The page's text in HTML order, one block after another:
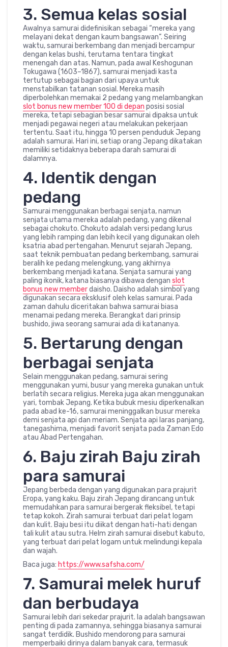
3. Semua kelas sosial
Awalnya samurai didefinisikan sebagai “mereka yang
melayani dekat dengan kaum bangsawan”. Seiring
waktu, samurai berkembang dan menjadi bercampur
dengan kelas bushi, terutama tentara tingkat
menengah dan atas. Namun, pada awal Keshogunan
Tokugawa (1603–1867), samurai menjadi kasta
tertutup sebagai bagian dari upaya untuk
menstabilkan tatanan sosial. Mereka masih
diperbolehkan memakai 2 pedang yang melambangkan
slot bonus new member 100 di depan posisi sosial
mereka, tetapi sebagian besar samurai dipaksa untuk
menjadi pegawai negeri atau melakukan pekerjaan
tertentu. Saat itu, hingga 10 persen penduduk Jepang
adalah samurai. Hari ini, setiap orang Jepang dikatakan
memiliki setidaknya beberapa darah samurai di
dalamnya.
4. Identik dengan
pedang
Samurai menggunakan berbagai senjata, namun
senjata utama mereka adalah pedang, yang dikenal
sebagai chokuto. Chokuto adalah versi pedang lurus
yang lebih ramping dan lebih kecil yang digunakan oleh
ksatria abad pertengahan. Menurut sejarah Jepang,
saat teknik pembuatan pedang berkembang, samurai
beralih ke pedang melengkung, yang akhirnya
berkembang menjadi katana. Senjata samurai yang
paling ikonik, katana biasanya dibawa dengan slot
bonus new memberdaisho. Daisho adalah simbol yang
digunakan secara eksklusif oleh kelas samurai. Pada
zaman dahulu diceritakan bahwa samurai biasa
menamai pedang mereka. Berangkat dari prinsip
bushido, jiwa seorang samurai ada di katananya.
5. Bertarung dengan
berbagai senjata
Selain menggunakan pedang, samurai sering
menggunakan yumi, busur yang mereka gunakan untuk
berlatih secara religius. Mereka juga akan menggunakan
yari, tombak Jepang. Ketika bubuk mesiu diperkenalkan
pada abad ke-16, samurai meninggalkan busur mereka
demi senjata api dan meriam. Senjata api laras panjang,
tanegashima, menjadi favorit senjata pada Zaman Edo
atau Abad Pertengahan.
6. Baju zirah Baju zirah
para samurai
Jepang berbeda dengan yang digunakan para prajurit
Eropa, yang kaku. Baju zirah Jepang dirancang untuk
memudahkan para samurai bergerak fleksibel, tetapi
tetap kokoh. Zirah samurai terbuat dari pelat logam
dan kulit. Baju besi itu diikat dengan hati-hati dengan
tali kulit atau sutra. Helm zirah samurai disebut kabuto,
yang terbuat dari pelat logam untuk melindungi kepala
dan wajah.
Baca juga: https://www.safsha.com/
7. Samurai melek huruf
dan berbudaya
Samurai lebih dari sekedar prajurit. Ia adalah bangsawan
penting di pada zamannya, sehingga biasanya samurai
sangat terdidik. Bushido mendorong para samurai
memperbaiki dirinya dalam banyak cara, termasuk